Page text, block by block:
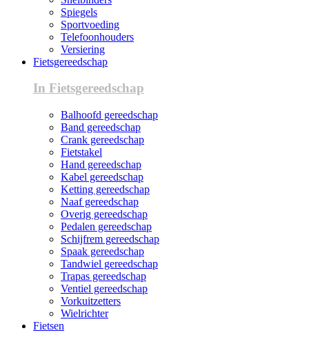
Spiegels
Sportvoeding
Telefoonhouders
Versiering
Fietsgereedschap
In Fietsgereedschap
Balhoofd gereedschap
Band gereedschap
Crank gereedschap
Fietstakel
Hand gereedschap
Kabel gereedschap
Ketting gereedschap
Naaf gereedschap
Overig gereedschap
Pedalen gereedschap
Schijfrem gereedschap
Spaak gereedschap
Tandwiel gereedschap
Trapas gereedschap
Ventiel gereedschap
Vorkuitzetters
Wielrichter
Fietsen